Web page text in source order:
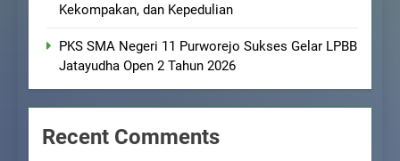
Kekompakan, dan Kepedulian
PKS SMA Negeri 11 Purworejo Sukses Gelar LPBB
Jatayudha Open 2 Tahun 2026
Recent Comments